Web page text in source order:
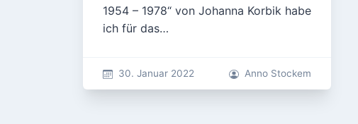
1954 – 1978“ von Johanna Korbik habe
ich für das…
30. Januar 2022 Anno Stockem